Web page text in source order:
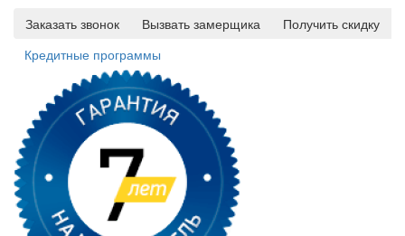
Заказать звонок
Вызвать замерщика
Получить скидку
Кредитные программы